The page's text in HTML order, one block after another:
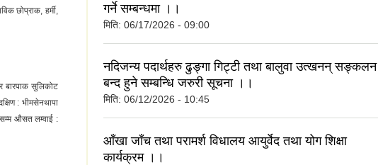
छोप्राक, हर्मी,
बारपाक सुलिकोट
: भीमसेनथापा
सम्म औसत लम्वाई :
गर्ने सम्बन्धमा ।।
मिति: 06/17/2026 - 09:00
नदिजन्य पदार्थहरु ढुङ्गा गिट्टी तथा बालुवा उत्खनन् सङ्कलन
बन्द हुने सम्बन्धि जरुरी सूचना ।।
मिति: 06/12/2026 - 10:45
आँखा जाँच तथा परामर्श विधालय आयुर्वेद तथा योग शिक्षा
कार्यक्रम ।।